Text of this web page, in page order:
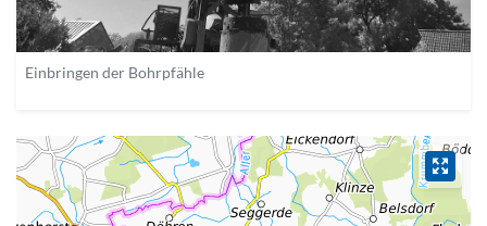
Einbringen der Bohrpfähle